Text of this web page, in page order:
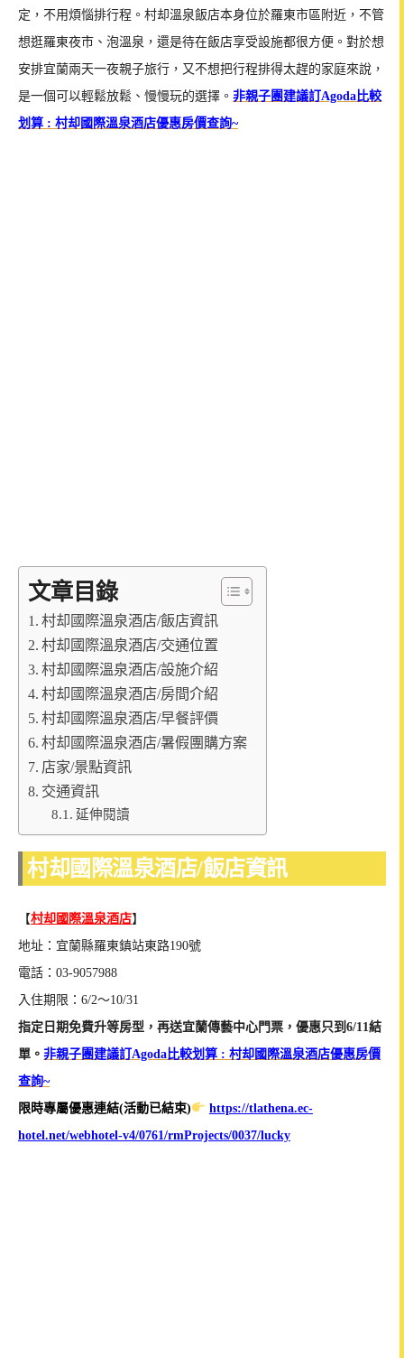
定，不用煩惱排行程。村却溫泉飯店本身位於羅東市區附近，不管
想逛羅東夜市、泡溫泉，還是待在飯店享受設施都很方便。對於想
安排宜蘭兩天一夜親子旅行，又不想把行程排得太趕的家庭來說，
是一個可以輕鬆放鬆、慢慢玩的選擇。 非親子團建議訂Agoda比較
划算 : 村却國際溫泉酒店優惠房價查詢~
文章目錄
村却國際溫泉酒店/飯店資訊
村却國際溫泉酒店/交通位置
村却國際溫泉酒店/設施介紹
村却國際溫泉酒店/房間介紹
村却國際溫泉酒店/早餐評價
村却國際溫泉酒店/暑假團購方案
店家/景點資訊
交通資訊
延伸閱讀
村却國際溫泉酒店/飯店資訊
【村却國際溫泉酒店】
地址：宜蘭縣羅東鎮站東路190號
電話：03-9057988
入住期限：6/2～10/31
指定日期免費升等房型，再送宜蘭傳藝中心門票，優惠只到6/11結
單。 非親子團建議訂Agoda比較划算 : 村却國際溫泉酒店優惠房價
查詢~
限時專屬優惠連結(活動已結束)
https://tlathena.ec-
hotel.net/webhotel-v4/0761/rmProjects/0037/lucky